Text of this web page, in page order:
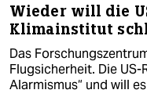
Wieder will die
Klimainstitut
Das
Flugsicherheit. Die
Alarmismus“ und will